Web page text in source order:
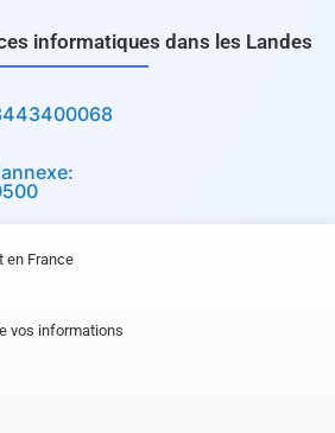
informatiques dans les Landes
en France
vos informations